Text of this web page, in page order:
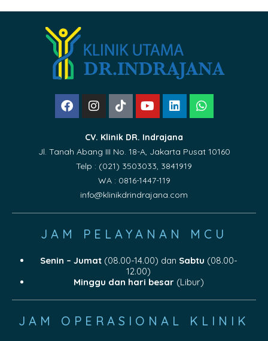
CV. Klinik DR. Indrajana
Jl. Tanah Abang III No. 18-A, Jakarta Pusat 10160
Telp : (021) 3503033, 3841919
WA : 0816-1447-119
info@klinikdrindrajana.com
JAM PELAYANAN MCU
Senin – Jumat(08.00-14.00) dan Sabtu (08.00-
12.00)
Minggu dan hari besar(Libur)
JAM OPERASIONAL KLINIK